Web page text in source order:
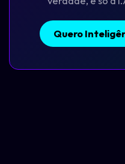
Quero